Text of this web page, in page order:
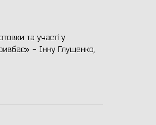
та участі у
- Інну Глущенко,